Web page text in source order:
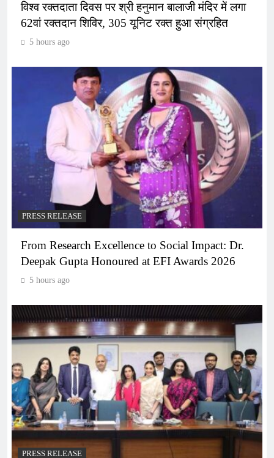
विश्व रक्तदाता दिवस पर श्री हनुमान बालाजी मंदिर में लगा
62वां रक्तदान शिविर, 305 यूनिट रक्त हुआ संग्रहित
5 hours ago
PRESS RELEASE
From Research Excellence to Social Impact: Dr.
Deepak Gupta Honoured at EFI Awards 2026
5 hours ago
PRESS RELEASE